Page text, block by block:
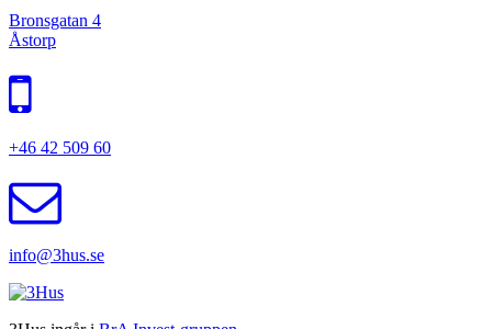
Bronsgatan 4
Åstorp
+46 42 509 60
info@3hus.se